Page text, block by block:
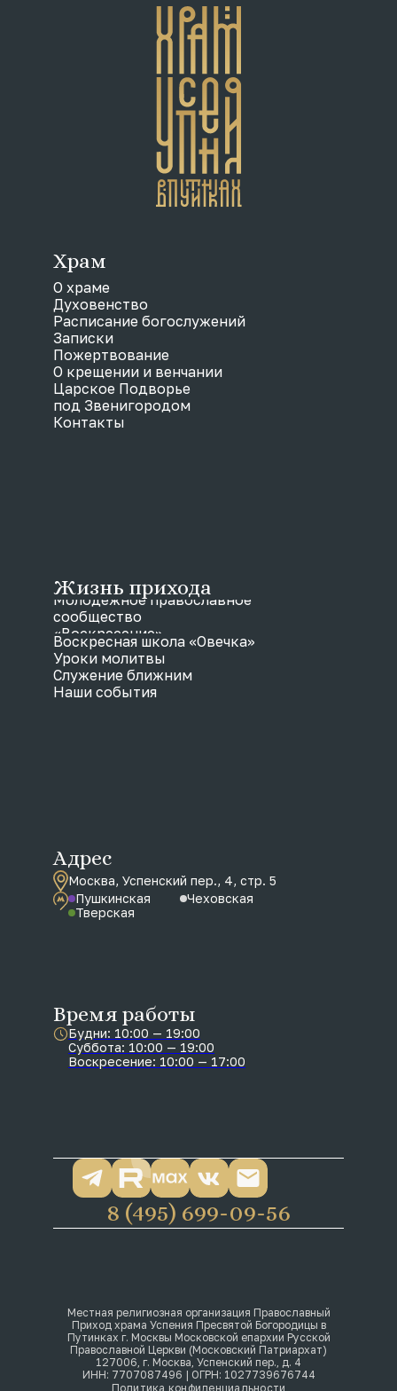
Местная религиозная организация Православный
Приход храма Успения Пресвятой Богородицы в
Путинках г. Москвы Московской епархии Русской
Православной Церкви (Московский Патриархат)
127006, г. Москва, Успенский пер., д. 4
ИНН: 7707087496 | ОГРН: 1027739676744
Политика конфиденциальности
8 (495) 699-09-56
Адрес
Москва, Успенский пер., 4, стр. 5
Пушкинская
Чеховская
Тверская
Время работы
Будни: 10:00 — 19:00
Суббота: 10:00 — 19:00
Воскресение: 10:00 — 17:00
Храм
О храме
Духовенство
Расписание богослужений
Записки
Пожертвование
О крещении и венчании
Царское Подворье
под Звенигородом
Контакты
Жизнь прихода
Молодежное православное
сообщество
«Воскресение»
Воскресная школа «Овечка»
Уроки молитвы
Служение ближним
Наши события